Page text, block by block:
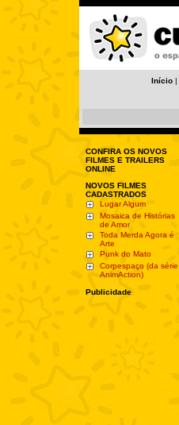
Início |
CONFIRA OS NOVOS
FILMES E TRAILERS
ONLINE
NOVOS FILMES
CADASTRADOS
Lugar Algum
Mosaica de Histórias
de Amor
Toda Merda Agora é
Arte
Punk do Mato
Corpespaço (da série
AnimAction)
Publicidade